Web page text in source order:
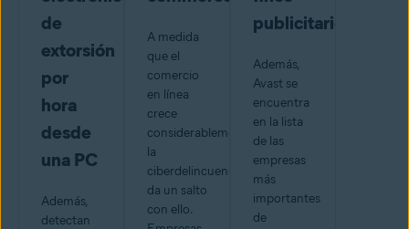
de
extorsión
por
hora
desde
una PC
Además,
detectan
A medida
que el
comercio
en línea
crece
considerablemente,
la
ciberdelincuencia
da un salto
con ello.
publicitarios
Además,
Avast se
encuentra
en la lista
de las
empresas
más
importantes
de